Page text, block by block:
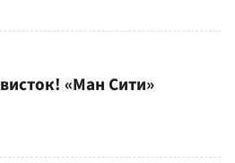
«Ман Сити»